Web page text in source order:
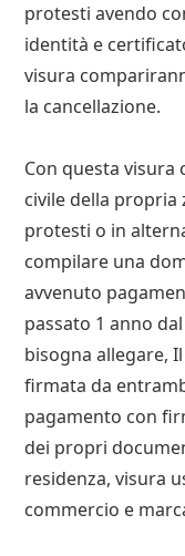
protesti avendo
identità e
visura
la cancellazione.
Con questa visura
civile della propria
protesti o in
compilare una
avvenuto
passato 1 anno
bisogna allegare,
firmata da
pagamento con
dei propri
residenza, visura
commercio e